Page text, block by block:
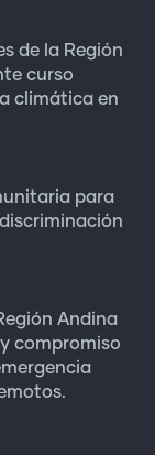
de la Región
curso
climática en
para
Andina
compromiso